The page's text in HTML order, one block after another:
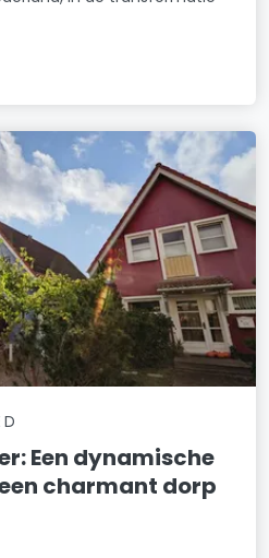
Een dynamische
charmant dorp